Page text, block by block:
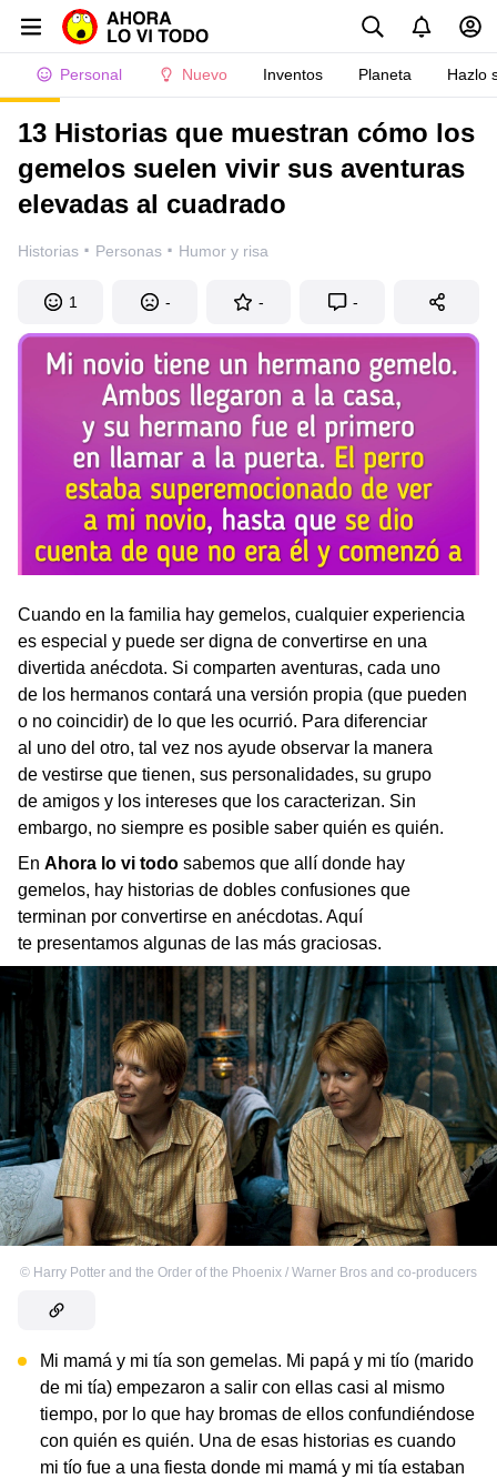
Personal Nuevo Inventos Planeta Hazlo
13 Historias que muestran cómo los
gemelos suelen vivir sus aventuras
elevadas al cuadrado
Historias · Personas · Humor y risa
1 - - -
Cuando en la familia hay gemelos, cualquier experiencia
es especial y puede ser digna de convertirse en una
divertida anécdota. Si comparten aventuras, cada uno
de los hermanos contará una versión propia (que pueden
o no coincidir) de lo que les ocurrió. Para diferenciar
al uno del otro, tal vez nos ayude observar la manera
de vestirse que tienen, sus personalidades, su grupo
de amigos y los intereses que los caracterizan. Sin
embargo, no siempre es posible saber quién es quién.
En Ahora lo vi todo sabemos que allí donde hay
gemelos, hay historias de dobles confusiones que
terminan por convertirse en anécdotas. Aquí
te presentamos algunas de las más graciosas.
© Harry Potter and the Order of the Phoenix / Warner Bros and co-producers
Mi mamá y mi tía son gemelas. Mi papá y mi tío (marido
de mi tía) empezaron a salir con ellas casi al mismo
tiempo, por lo que hay bromas de ellos confundiéndose
con quién es quién. Una de esas historias es cuando
mi tío fue a una fiesta donde mi mamá y mi tía estaban